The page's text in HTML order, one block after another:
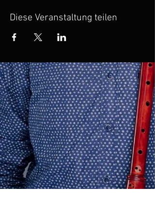
Diese Veranstaltung teilen